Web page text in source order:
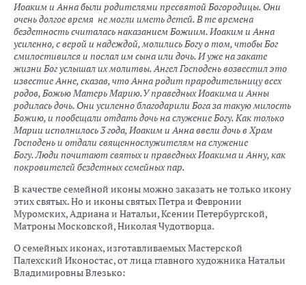
Иоаким и Анна были родителями пресвятой Богородицы. Они
очень долгое время не могли иметь детей. В те времена
бездетность считалась наказанием Божиим. Иоаким и Анна
усиленно, с верой и надеждой, молились Богу о том, чтобы Бог
смилостивился и послал им сына или дочь. И уже на закате
жизни Бог услышал их молитвы. Ангел Господень возвестил это
известие Анне, сказав, что Анна родит прародительницу всех
родов, Божью Матерь Марию.У праведных Иоакима и Анны
родилась дочь. Они усиленно благодарили Бога за такую милость
Божию, и пообещали отдать дочь на служение Богу. Как только
Марии исполнилось 3 года, Иоаким и Анна ввели дочь в Храм
Господень и отдали священнослужителям на служение
Богу. Люди почитают святых и праведных Иоакима и Анну, как
покровителей бездетных семейных пар.
В качестве семейной иконы можно заказать не только икону
этих святых. Но и иконы святых Петра и Февронии
Муромских, Адриана и Натальи, Ксении Петербургской,
Матроны Московской, Николая Чудотворца.
О семейных иконах, изготавливаемых Мастерской
Палехский Иконостас, от лица главного художника Натальи
Владимировны Влезько: